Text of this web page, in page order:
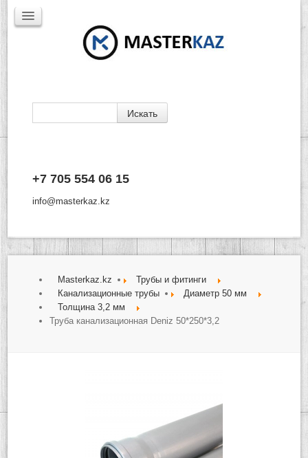
+7 705 554 06 15
info@masterkaz.kz
Доставка
Masterkaz.kz
Трубы и фитинги
Канализационные трубы
Диаметр 50 мм
Толщина 3,2 мм
Труба канализационная Deniz 50*250*3,2